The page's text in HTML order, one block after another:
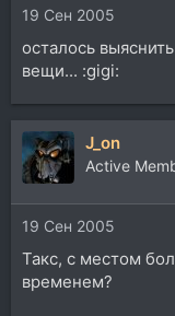
19 Сен 2005
осталось
вещи... :gigi:
J_on
Active
19 Сен 2005
Такс, с местом
временем?